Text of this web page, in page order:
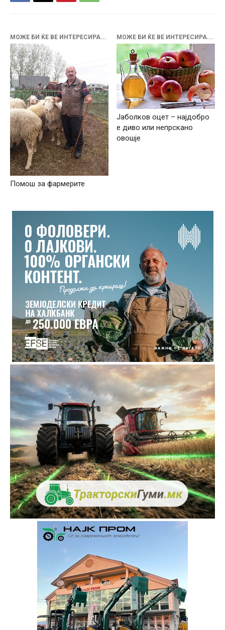
МОЖЕ БИ ЌЕ ВЕ ИНТЕРЕСИРА...
Помош за фармерите
МОЖЕ БИ ЌЕ ВЕ ИНТЕРЕСИРА...
Јаболков оцет – најдобро
е диво или непрскано
овошје